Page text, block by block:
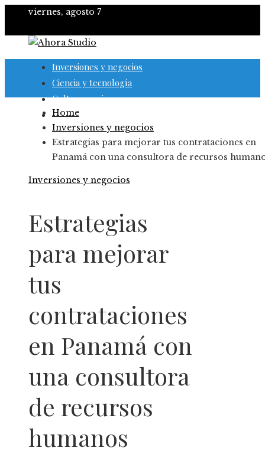
viernes, agosto 7
Inversiones y negocios
Ciencia y tecnología
Cultura y ocio
Responsabilidad social
Home
Inversiones y negocios
Estrategias para mejorar tus contrataciones en
Panamá con una consultora de recursos
Inversiones y negocios
Estrategias
para mejorar
tus
contrataciones
en Panamá con
una consultora
de recursos
humanos